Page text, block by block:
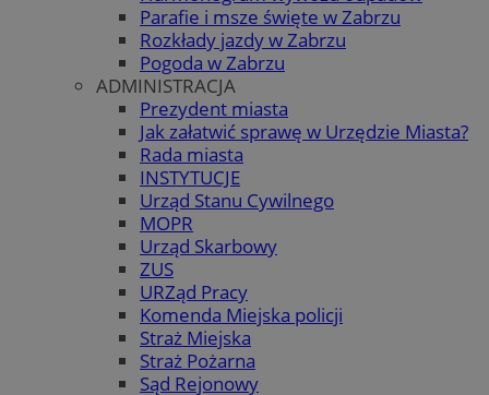
Parafie i msze święte w Zabrzu
Rozkłady jazdy w Zabrzu
Pogoda w Zabrzu
ADMINISTRACJA
Prezydent miasta
Jak załatwić sprawę w Urzędzie Miasta?
Rada miasta
INSTYTUCJE
Urząd Stanu Cywilnego
MOPR
Urząd Skarbowy
ZUS
URZąd Pracy
Komenda Miejska policji
Straż Miejska
Straż Pożarna
Sąd Rejonowy